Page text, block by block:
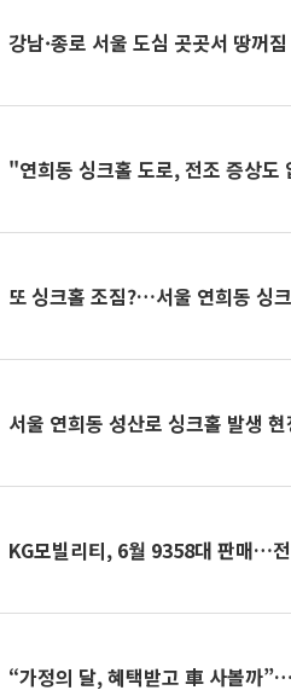
강남·종로 서울 도심 곳곳서 땅꺼
"연희동 싱크홀 도로, 전조 증상
또 싱크홀 조짐?…서울 연희동 싱
서울 연희동 성산로 싱크홀 발생
KG모빌리티, 6월 9358대 판매…
“가정의 달, 혜택받고 車 사볼까